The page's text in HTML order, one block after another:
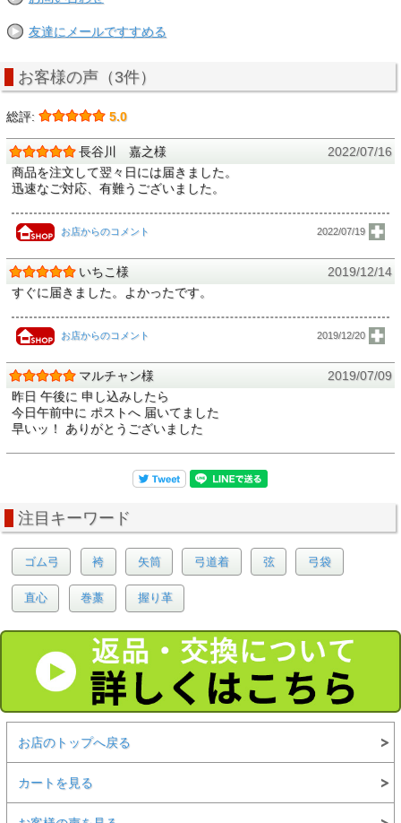
友達にメールですすめる
お客様の声（3件）
総評: 5.0
長谷川 嘉之様
2022/07/16
商品を注文して翌々日には届きました。
迅速なご対応、有難うございました。
お店からのコメント 2022/07/19
いちこ様
2019/12/14
すぐに届きました。よかったです。
お店からのコメント 2019/12/20
マルチャン様
2019/07/09
昨日 午後に 申し込みしたら
今日午前中に ポストへ 届いてました
早いッ！ ありがとうございました
注目キーワード
ゴム弓 袴 矢筒 弓道着 弦 弓袋
直心 巻藁 握り革
お店のトップへ戻る
カートを見る